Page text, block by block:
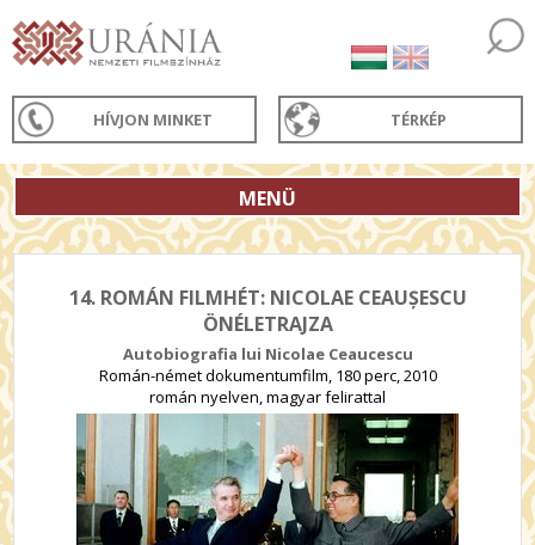
HÍVJON MINKET TÉRKÉP
MENÜ
14. ROMÁN FILMHÉT: NICOLAE CEAUȘESCU
ÖNÉLETRAJZA
Autobiografia lui Nicolae Ceaucescu
Román-német dokumentumfilm, 180 perc, 2010
román nyelven, magyar felirattal